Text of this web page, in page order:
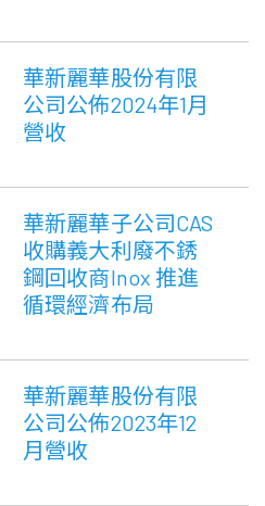
華新麗華股份有限
公司公佈2024年1月
營收
華新麗華子公司CAS
收購義大利廢不銹
鋼回收商Inox 推進
循環經濟布局
華新麗華股份有限
公司公佈2023年12
月營收